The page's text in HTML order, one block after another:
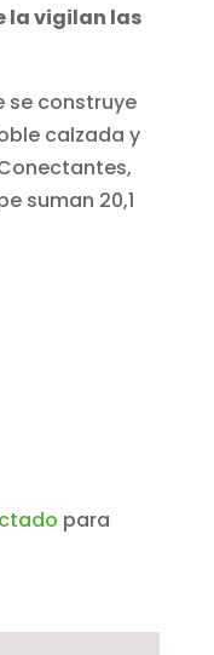
la vigilan las
se construye
calzada y
suman 20,1
para